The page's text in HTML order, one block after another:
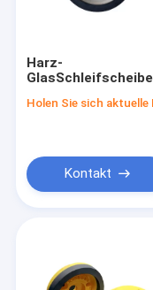
Harz-
GlasSchleifscheibe
Disc
Kontakt